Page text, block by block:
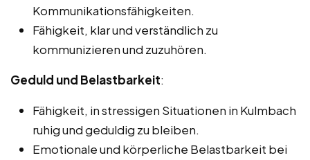
Kommunikationsfähigkeiten.
Fähigkeit, klar und verständlich zu
kommunizieren und zuzuhören.
Geduld und Belastbarkeit:
Fähigkeit, in stressigen Situationen in Kulmbach
ruhig und geduldig zu bleiben.
Emotionale und körperliche Belastbarkeit bei